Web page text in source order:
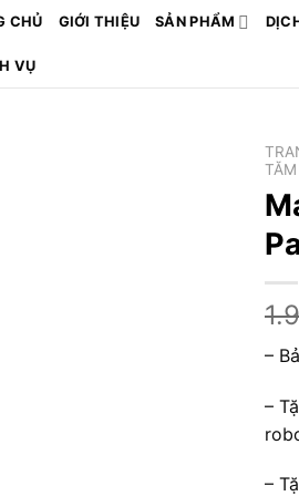
CHỦ GIỚI THIỆU SẢN PHẨM
VỤ
–
–
–